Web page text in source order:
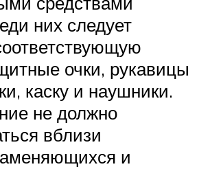
них следует
очки, рукавицы
каску и наушники.
не должно
вблизи
и